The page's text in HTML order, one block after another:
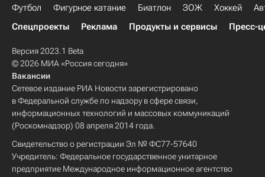
Футбол Фигурное катание Биатлон ЗОЖ Хоккей
Спецпроекты
Реклама Продукты и сервисы Пресс-
Версия 2023.1 Beta
© 2026 МИА «Россия сегодня»
Вакансии
Сетевое издание РИА Новости зарегистрировано
в Федеральной службе по надзору в сфере связи,
информационных технологий и массовых коммуникаций
(Роскомнадзор) 08 апреля 2014 года.
Свидетельство о регистрации Эл № ФС77-57640
Учредитель: Федеральное государственное унитарное
предприятие Международное информационное агентство